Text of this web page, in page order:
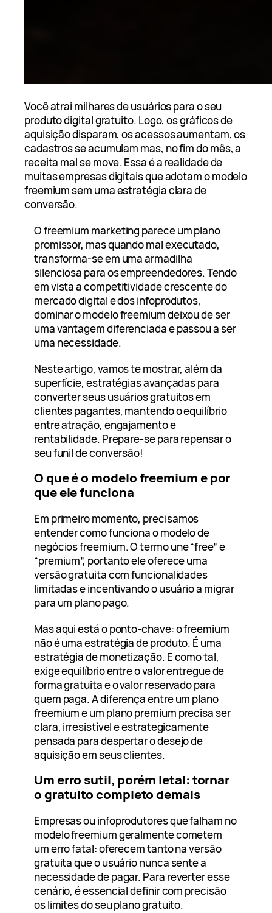
Você atrai milhares de usuários para o seu
produto digital gratuito. Logo, os gráficos de
aquisição disparam, os acessos aumentam, os
cadastros se acumulam mas, no fim do mês, a
receita mal se move. Essa é a realidade de
muitas empresas digitais que adotam o modelo
freemium sem uma estratégia clara de
conversão.
O freemium marketing parece um plano
promissor, mas quando mal executado,
transforma-se em uma armadilha
silenciosa para os empreendedores. Tendo
em vista a competitividade crescente do
mercado digital e dos infoprodutos,
dominar o modelo freemium deixou de ser
uma vantagem diferenciada e passou a ser
uma necessidade.
Neste artigo, vamos te mostrar, além da
superfície, estratégias avançadas para
converter seus usuários gratuitos em
clientes pagantes, mantendo o equilíbrio
entre atração, engajamento e
rentabilidade. Prepare-se para repensar o
seu funil de conversão!
O que é o modelo freemium e por
que ele funciona
Em primeiro momento, precisamos
entender como funciona o modelo de
negócios freemium. O termo une “free” e
“premium”, portanto ele oferece uma
versão gratuita com funcionalidades
limitadas e incentivando o usuário a migrar
para um plano pago.
Mas aqui está o ponto-chave: o freemium
não é uma estratégia de produto. É uma
estratégia de monetização. E como tal,
exige equilíbrio entre o valor entregue de
forma gratuita e o valor reservado para
quem paga. A diferença entre um plano
freemium e um plano premium precisa ser
clara, irresistível e estrategicamente
pensada para despertar o desejo de
aquisição em seus clientes.
Um erro sutil, porém letal: tornar
o gratuito completo demais
Empresas ou infoprodutores que falham no
modelo freemium geralmente cometem
um erro fatal: oferecem tanto na versão
gratuita que o usuário nunca sente a
necessidade de pagar. Para reverter esse
cenário, é essencial definir com precisão
os limites do seu plano gratuito.